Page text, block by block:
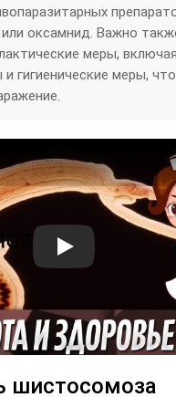
или оксамнид. Важно
меры, включая
гигиенические меры,
шистосомоза